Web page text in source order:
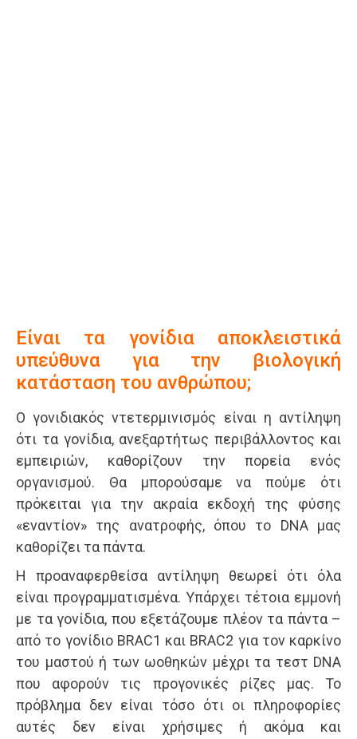
Είναι τα γονίδια αποκλειστικά
υπεύθυνα για την βιολογική
κατάσταση του ανθρώπου;
Ο γονιδιακός ντετερμινισμός είναι η αντίληψη
ότι τα γονίδια, ανεξαρτήτως περιβάλλοντος και
εμπειριών, καθορίζουν την πορεία ενός
οργανισμού. Θα μπορούσαμε να πούμε ότι
πρόκειται για την ακραία εκδοχή της φύσης
«εναντίον» της ανατροφής, όπου το DNA μας
καθορίζει τα πάντα.
Η προαναφερθείσα αντίληψη θεωρεί ότι όλα
είναι προγραμματισμένα. Υπάρχει τέτοια εμμονή
με τα γονίδια, που εξετάζουμε πλέον τα πάντα –
από το γονίδιο BRAC1 και BRAC2 για τον καρκίνο
του μαστού ή των ωοθηκών μέχρι τα τεστ DNA
που αφορούν τις προγονικές ρίζες μας. Το
πρόβλημα δεν είναι τόσο ότι οι πληροφορίες
αυτές δεν είναι χρήσιμες ή ακόμα και